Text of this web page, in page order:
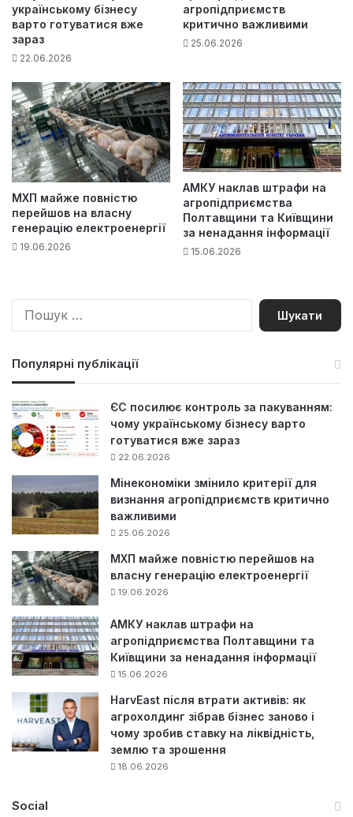
українському бізнесу
варто готуватися вже
зараз
22.06.2026
агропідприємств
критично важливими
25.06.2026
МХП майже повністю
перейшов на власну
генерацію електроенергії
19.06.2026
АМКУ наклав штрафи на
агропідприємства
Полтавщини та Київщини
за ненадання інформації
15.06.2026
П
Популярні публікації
ЄС посилює контроль за пакуванням:
чому українському бізнесу варто
готуватися вже зараз
22.06.2026
Мінекономіки змінило критерії для
визнання агропідприємств критично
важливими
25.06.2026
МХП майже повністю перейшов на
власну генерацію електроенергії
19.06.2026
АМКУ наклав штрафи на
агропідприємства Полтавщини та
Київщини за ненадання інформації
15.06.2026
HarvEast після втрати активів: як
агрохолдинг зібрав бізнес заново і
чому зробив ставку на ліквідність,
землю та зрошення
18.06.2026
Social